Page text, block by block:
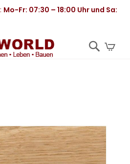
Mo-Fr: 07:30 – 18:00 Uhr und Sa: